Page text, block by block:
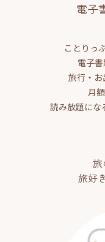
電子
ことりっ
電子書
旅行・
月
読み放題にな
旅
旅好